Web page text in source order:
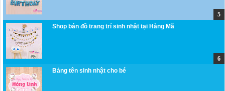
Shop bán đồ trang trí sinh nhật tại Hàng Mã
Bảng tên sinh nhật cho bé